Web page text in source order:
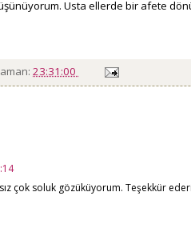
Usta ellerde bir afete
23:31:00
çok soluk gözüküyorum. Teşekkür